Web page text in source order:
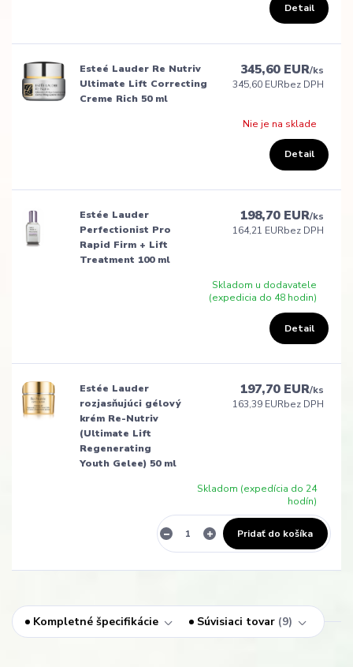
Detail
Esteé Lauder Re Nutriv
Ultimate Lift Correcting
Creme Rich 50 ml
345,60 EUR/ks
345,60 EURbez DPH
Nie je na sklade
Detail
Estée Lauder
Perfectionist Pro
Rapid Firm + Lift
Treatment 100 ml
198,70 EUR/ks
164,21 EURbez DPH
Skladom u dodavatele
(expedicia do 48 hodin)
Detail
Estée Lauder
rozjasňujúci gélový
krém Re-Nutriv
(Ultimate Lift
Regenerating
Youth Gelee) 50 ml
197,70 EUR/ks
163,39 EURbez DPH
Skladom (expedícia do 24
hodín)
Pridať do košíka
Kompletné špecifikácie Súvisiaci tovar 9